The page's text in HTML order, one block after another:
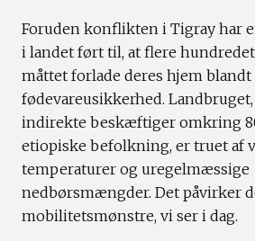
Foruden konflikten i Tigray har
i landet ført til, at flere
måttet forlade deres hjem blandt
fødevareusikkerhed.
indirekte beskæftiger omkring
etiopiske befolkning, er truet af
temperaturer og uregelmæssige
nedbørsmængder. Det påvirker
mobilitetsmønstre, vi ser i dag.